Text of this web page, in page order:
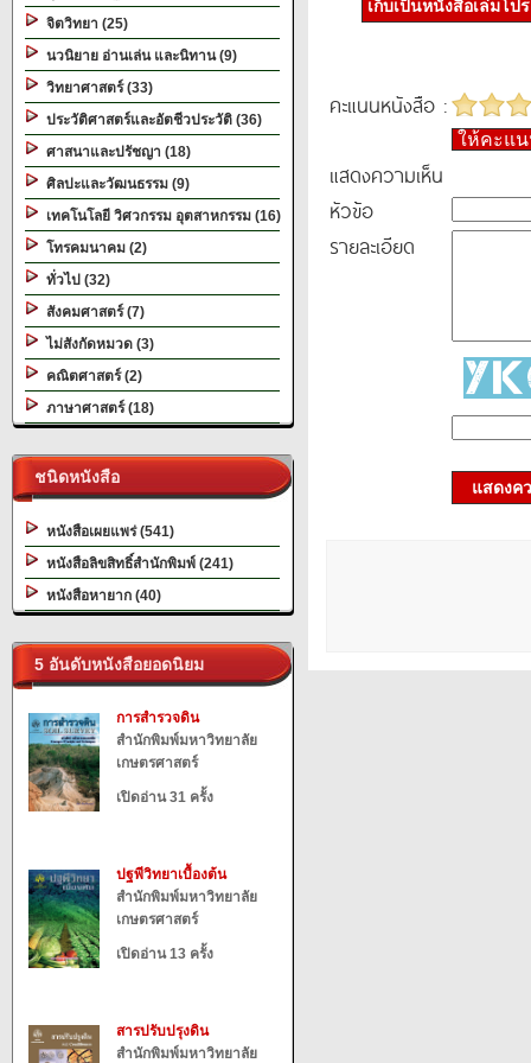
จิตวิทยา (25)
นวนิยาย อ่านเล่น และนิทาน (9)
วิทยาศาสตร์ (33)
ประวัติศาสตร์และอัตชีวประวัติ (36)
ศาสนาและปรัชญา (18)
ศิลปะและวัฒนธรรม (9)
เทคโนโลยี วิศวกรรม อุตสาหกรรม (16)
โทรคมนาคม (2)
ทั่วไป (32)
สังคมศาสตร์ (7)
ไม่สังกัดหมวด (3)
คณิตศาสตร์ (2)
ภาษาศาสตร์ (18)
ชนิดหนังสือ
หนังสือเผยแพร่ (541)
หนังสือลิขสิทธิ์สำนักพิมพ์ (241)
หนังสือหายาก (40)
5 อันดับหนังสือยอดนิยม
การสำรวจดิน
สำนักพิมพ์มหาวิทยาลัย
เกษตรศาสตร์
เปิดอ่าน 31 ครั้ง
ปฐพีวิทยาเบื้องต้น
สำนักพิมพ์มหาวิทยาลัย
เกษตรศาสตร์
เปิดอ่าน 13 ครั้ง
สารปรับปรุงดิน
สำนักพิมพ์มหาวิทยาลัย
เก็บเป็นหนังสือเล่มโป
คะแนนหนังสือ :
ให้คะแ
แสดงความเห็น
หัวข้อ
รายละเอียด
แสดงค